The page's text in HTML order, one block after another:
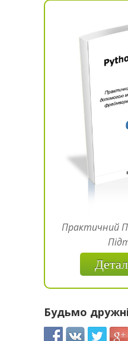
Практичний
Будьмо